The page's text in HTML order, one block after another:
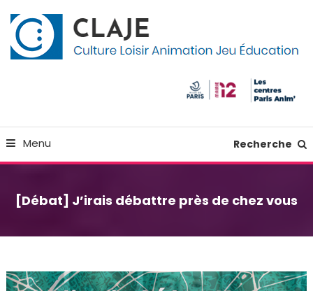
To
Content
Menu Recherche
[Débat] J’irais débattre près de chez vous